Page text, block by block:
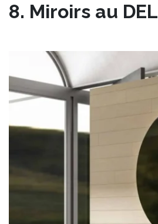
8. Miroirs au DEL